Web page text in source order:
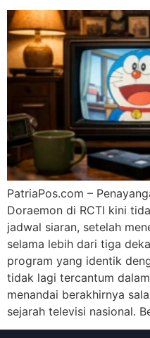
PatriaPos.com –
Doraemon di RCTI kini
jadwal siaran, setelah
selama lebih dari tiga
program yang identik
tidak lagi tercantum
menandai berakhirnya
sejarah televisi nasional.